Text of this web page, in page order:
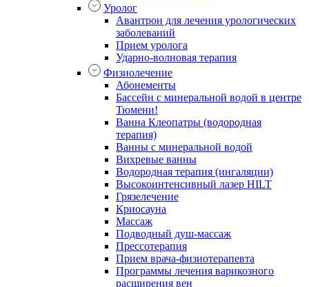
Уролог
Авантрон для лечения урологических
заболеваний
Прием уролога
Ударно-волновая терапия
Физиолечение
Абонементы
Бассейн с минеральной водой в центре
Тюмени!
Ванна Клеопатры (водородная
терапия)
Ванны с минеральной водой
Вихревые ванны
Водородная терапия (ингаляции)
Высокоинтенсивный лазер HILT
Грязелечение
Криосауна
Массаж
Подводный душ-массаж
Прессотерапия
Прием врача-физиотерапевта
Программы лечения варикозного
расширения вен